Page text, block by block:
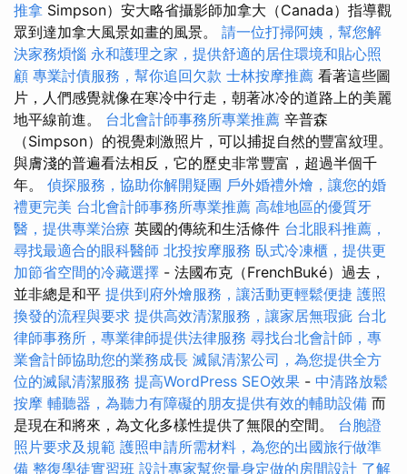
推拿 Simpson）安大略省攝影師加拿大（Canada）指導觀
眾到達加拿大風景如畫的風景。 請一位打掃阿姨，幫您解
決家務煩惱 永和護理之家，提供舒適的居住環境和貼心照
顧 專業討債服務，幫你追回欠款 士林按摩推薦 看著這些圖
片，人們感覺就像在寒冷中行走，朝著冰冷的道路上的美麗
地平線前進。 台北會計師事務所專業推薦 辛普森
（Simpson）的視覺刺激照片，可以捕捉自然的豐富紋理。
與膚淺的普遍看法相反，它的歷史非常豐富，超過半個千
年。 偵探服務，協助你解開疑團 戶外婚禮外燴，讓您的婚
禮更完美 台北會計師事務所專業推薦 高雄地區的優質牙
醫，提供專業治療 英國的傳統和生活條件 台北眼科推薦，
尋找最適合的眼科醫師 北投按摩服務 臥式冷凍櫃，提供更
加節省空間的冷藏選擇 - 法國布克（FrenchBuké）過去，
並非總是和平 提供到府外燴服務，讓活動更輕鬆便捷 護照
換發的流程與要求 提供高效清潔服務，讓家居無瑕疵 台北
律師事務所，專業律師提供法律服務 尋找台北會計師，專
業會計師協助您的業務成長 滅鼠清潔公司，為您提供全方
位的滅鼠清潔服務 提高WordPress SEO效果 - 中清路放鬆
按摩 輔聽器，為聽力有障礙的朋友提供有效的輔助設備 而
是現在和將來，為文化多樣性提供了無限的空間。 台胞證
照片要求及規範 護照申請所需材料，為您的出國旅行做準
備 整復學徒實習班 設計專家幫您量身定做的房間設計 了解